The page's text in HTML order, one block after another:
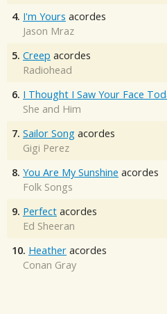
4. I'm Yours acordes
Jason Mraz
5. Creep acordes
Radiohead
6. I Thought I Saw Your Face
She and Him
7. Sailor Song acordes
Gigi Perez
8. You Are My Sunshine acordes
Folk Songs
9. Perfect acordes
Ed Sheeran
10. Heather acordes
Conan Gray